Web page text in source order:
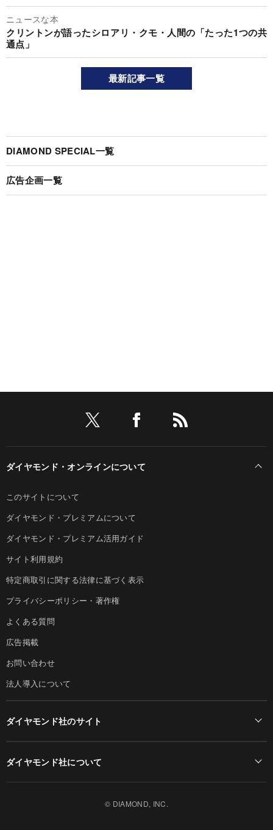
ニュースな本
クリントンが語ったシロアリ・クモ・人間の「たった1つの共
通点」
最新記事一覧
DIAMOND SPECIAL一覧
広告企画一覧
ダイヤモンド・オンラインについて
このサイトについて
ダイヤモンド・プレミアムについて
ダイヤモンド・プレミアム活用ガイド
サイト利用規約
特定商取引に関する法律に基づく表示
プライバシーポリシー・著作権
よくある質問
広告掲載
お問い合わせ
法人導入について
ダイヤモンド社のサイト
ダイヤモンド社について
© DIAMOND, INC.